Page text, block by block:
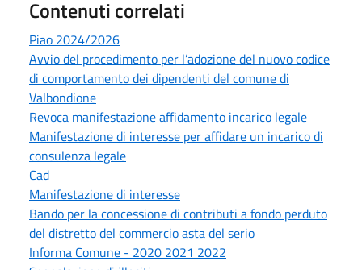
Contenuti correlati
Piao 2024/2026
Avvio del procedimento per l’adozione del nuovo codice
di comportamento dei dipendenti del comune di
Valbondione
Revoca manifestazione affidamento incarico legale
Manifestazione di interesse per affidare un incarico di
consulenza legale
Cad
Manifestazione di interesse
Bando per la concessione di contributi a fondo perduto
del distretto del commercio asta del serio
Informa Comune - 2020 2021 2022